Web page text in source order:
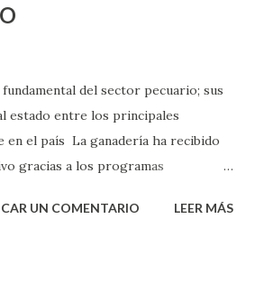
del sector pecuario; sus
estado entre los principales
en el país La ganadería ha recibido
gracias a los programas
firme y decidido al campo, la
UN COMENTARIO LEER MÁS